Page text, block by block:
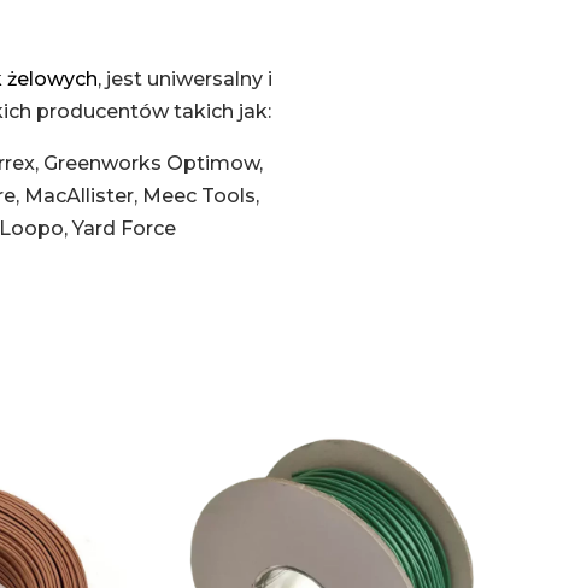
żelowych, jest uniwersalny i
producentów takich jak:
Greenworks Optimow,
MacAllister, Meec Tools,
Yard Force